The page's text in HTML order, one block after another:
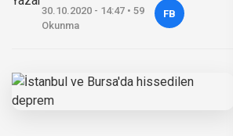
30.10.2020 - 14:47 • 59
Okunma
FB